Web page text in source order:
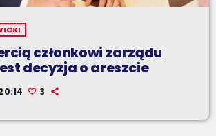
członkowi zarządu
decyzja o areszcie
3